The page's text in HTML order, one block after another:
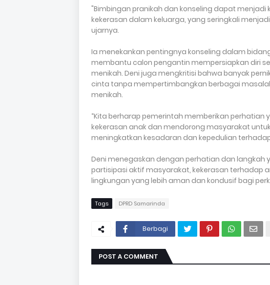
"Bimbingan pranikah dan konseling dapat
kekerasan dalam keluarga, yang seringkali
ujarnya.
Ia menekankan pentingnya konseling dalam
membantu calon pengantin mempersiapkan diri
menikah. Deni juga mengkritisi bahwa banyak
cinta tanpa mempertimbangkan berbagai
menikah.
“Kita berharap pemerintah memberikan perhatian
kekerasan anak dan mendorong masyarakat
meningkatkan kesadaran dan kepedulian
Deni menegaskan dengan perhatian dan
partisipasi aktif masyarakat, kekerasan terhadap
lingkungan yang lebih aman dan kondusif bagi
Tags DPRD Samarinda
Berbagi
POST A COMMENT